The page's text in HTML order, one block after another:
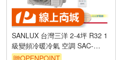
SANLUX 台灣三洋 2-4坪 R32 1
級變頻冷暖冷氣 空調 SAC-
V22HR3/SAE-V22HR3
贈OPENPOINT